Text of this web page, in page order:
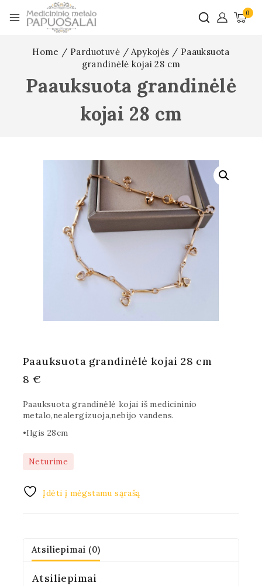
0
Home / Parduotuvė / Apykojės / Paauksuota
grandinėlė kojai 28 cm
Paauksuota grandinėlė
kojai 28 cm
Paauksuota grandinėlė kojai 28 cm
8 €
Paauksuota grandinėlė kojai iš medicininio
metalo,nealergizuoja,nebijo vandens.
•Ilgis 28cm
Neturime
Įdėti į mėgstamu sąrašą
Atsiliepimai (0)
Atsiliepimai